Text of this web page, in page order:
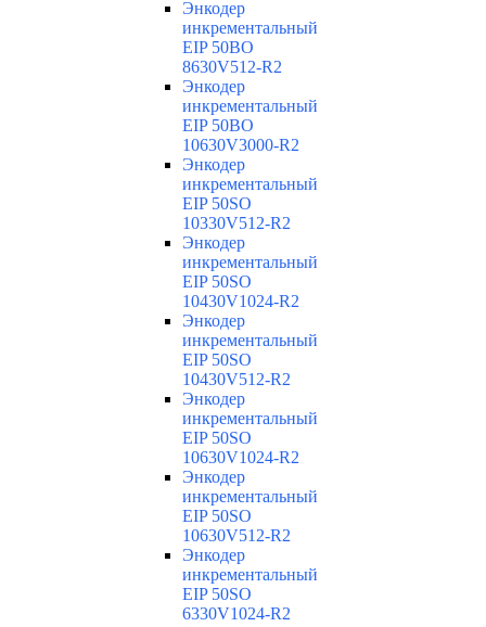
Энкодер
инкрементальный
EIP 50BO
8630V512-R2
Энкодер
инкрементальный
EIP 50BO
10630V3000-R2
Энкодер
инкрементальный
EIP 50SO
10330V512-R2
Энкодер
инкрементальный
EIP 50SO
10430V1024-R2
Энкодер
инкрементальный
EIP 50SO
10430V512-R2
Энкодер
инкрементальный
EIP 50SO
10630V1024-R2
Энкодер
инкрементальный
EIP 50SO
10630V512-R2
Энкодер
инкрементальный
EIP 50SO
6330V1024-R2